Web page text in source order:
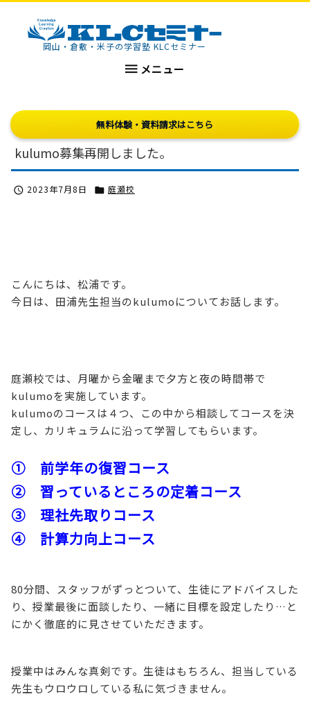
KLCセミナー岡山・倉敷・米子の学習塾 KLCセミナー
 メニュー
無料体験・資料請求はこちら
kulumo募集再開しました。
 2023年7月8日  庭瀬校
こんにちは、松浦です。
今日は、田浦先生担当のkulumoについてお話します。
庭瀬校では、月曜から金曜まで夕方と夜の時間帯で
kulumoを実施しています。
kulumoのコースは４つ、この中から相談してコースを決
定し、カリキュラムに沿って学習してもらいます。
① 前学年の復習コース
② 習っているところの定着コース
③ 理社先取りコース
④ 計算力向上コース
80分間、スタッフがずっとついて、生徒にアドバイスした
り、授業最後に面談したり、一緒に目標を設定したり…と
にかく徹底的に見させていただきます。
授業中はみんな真剣です。生徒はもちろん、担当している
先生もウロウロしている私に気づきません。